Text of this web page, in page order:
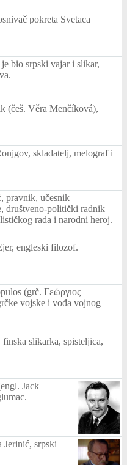
pokreta Svetaca
bio srpski vajar i slikar,
(češ. Věra Menčíková),
skladatelj, melograf i
pravnik, učesnik
društveno-politički radnik
rada i narodni heroj.
engleski filozof.
(grč. Γεώργιος
vojske i vođa vojnog
slikarka, spisteljica,
Jack
Jerinić, srpski